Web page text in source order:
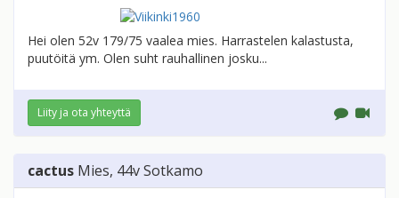
Hei olen 52v 179/75 vaalea mies. Harrastelen kalastusta,
puutöitä ym. Olen suht rauhallinen josku...
Liity ja ota yhteyttä
cactus Mies, 44vSotkamo